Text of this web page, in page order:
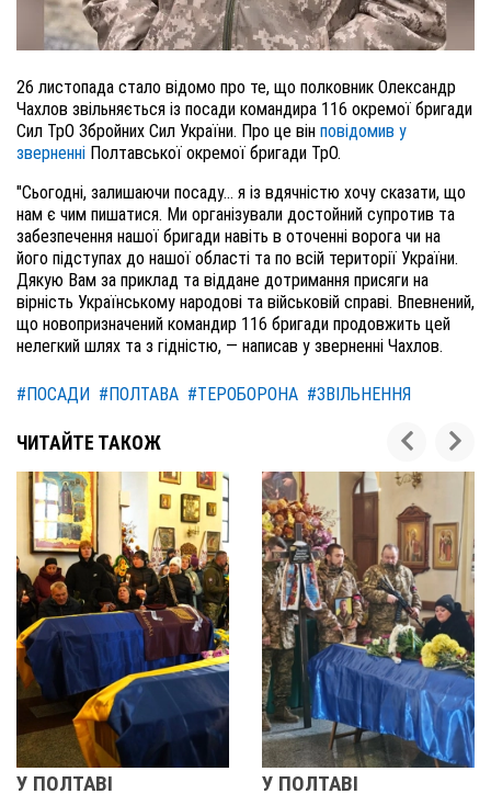
26 листопада стало відомо про те, що полковник Олександр
Чахлов звільняється із посади командира 116 окремої бригади
Сил ТрО Збройних Сил України. Про це він повідомив у
зверненні Полтавської окремої бригади ТрО.
"Сьогодні, залишаючи посаду… я із вдячністю хочу сказати, що
нам є чим пишатися. Ми організували достойний супротив та
забезпечення нашої бригади навіть в оточенні ворога чи на
його підступах до нашої області та по всій території України.
Дякую Вам за приклад та віддане дотримання присяги на
вірність Українському народові та військовій справі. Впевнений,
що новопризначений командир 116 бригади продовжить цей
нелегкий шлях та з гідністю, — написав у зверненні Чахлов.
#ПОСАДИ #ПОЛТАВА #ТЕРОБОРОНА #ЗВІЛЬНЕННЯ
ЧИТАЙТЕ ТАКОЖ